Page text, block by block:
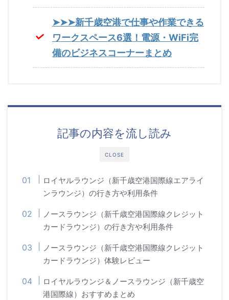
➤➤➤新千歳空港で仕事や作業できる
ワークスペース6選！電源・WiFi完
備のビジネスコーナーまとめ
CLOSE
記事の内容を流し読み
ロイヤルラウンジ（新千歳空港国際線エアライ
ンラウンジ）の行き方や利用条件
ノースラウンジ（新千歳空港国際線クレジット
カードラウンジ）の行き方や利用条件
ノースラウンジ（新千歳空港国際線クレジット
カードラウンジ）体験レビュー
ロイヤルラウンジ＆ノースラウンジ（新千歳空
港国際線）おすすめまとめ